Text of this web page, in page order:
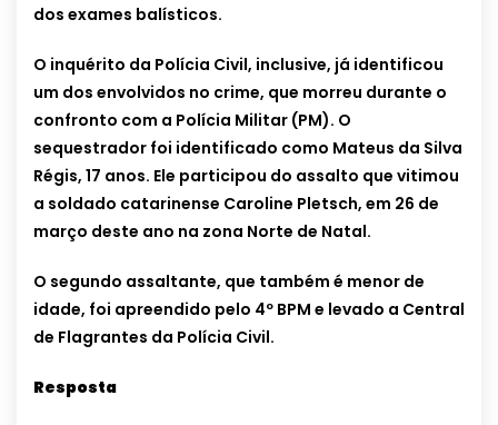
dos exames balísticos.
O inquérito da Polícia Civil, inclusive, já identificou
um dos envolvidos no crime, que morreu durante o
confronto com a Polícia Militar (PM). O
sequestrador foi identificado como Mateus da Silva
Régis, 17 anos. Ele participou do assalto que vitimou
a soldado catarinense Caroline Pletsch, em 26 de
março deste ano na zona Norte de Natal.
O segundo assaltante, que também é menor de
idade, foi apreendido pelo 4º BPM e levado a Central
de Flagrantes da Polícia Civil.
Resposta